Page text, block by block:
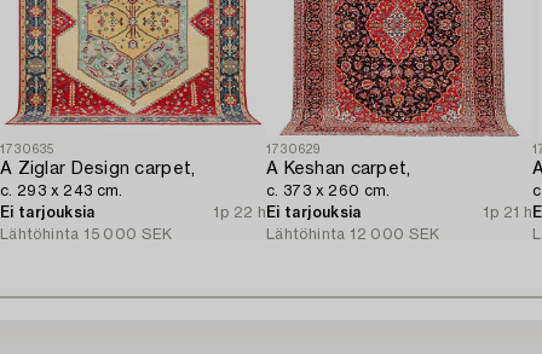
1730635
A Ziglar Design carpet,
c. 293 x 243 cm.
Ei tarjouksia
1p 22 h
Lähtöhinta 15 000 SEK
1730629
A Keshan carpet,
c. 373 x 260 cm.
Ei tarjouksia
1p 21 h
Lähtöhinta 12 000 SEK